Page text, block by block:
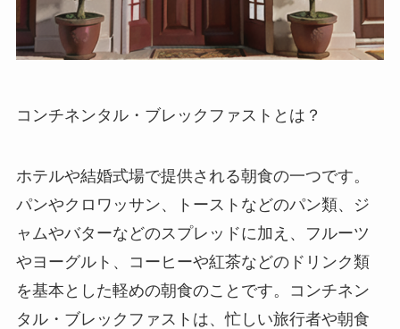
コンチネンタル・ブレックファストとは？
ホテルや結婚式場で提供される朝食の一つです。
パンやクロワッサン、トーストなどのパン類、ジ
ャムやバターなどのスプレッドに加え、フルーツ
やヨーグルト、コーヒーや紅茶などのドリンク類
を基本とした軽めの朝食のことです。コンチネン
タル・ブレックファストは、忙しい旅行者や朝食